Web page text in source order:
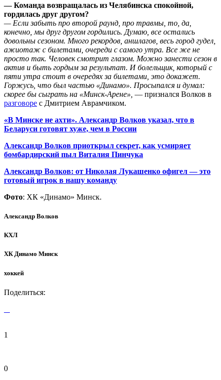
— Команда возвращалась из Челябинска спокойной,
гордилась друг другом?
— Если забыть про второй раунд, про травмы, то, да,
конечно, мы друг другом гордились. Думаю, все остались
довольны сезоном. Много рекордов, аншлагов, весь город гудел,
ажиотаж с билетами, очереди с самого утра. Все же не
просто так. Человек смотрит глазом. Можно занести сезон в
актив и быть гордым за результат. И болельщик, который с
пяти утра стоит в очередях за билетами, это докажет.
Горжусь, что был частью «Динамо». Просыпался и думал:
скорее бы сыграть на «Минск-Арене», — признался Волков в
разговоре с Дмитрием Аврамчиком.
«В Минске не ахти». Александр Волков указал, что в
Беларуси готовят хуже, чем в России
Александр Волков приоткрыл секрет, как усмиряет
бомбардирский пыл Виталия Пинчука
Александр Волков: от Николая Лукашенко офигел — это
готовый игрок в нашу команду
Фото: ХК «Динамо» Минск.
Александр Волков
КХЛ
ХК Динамо Минск
хоккей
Поделиться:
1
0